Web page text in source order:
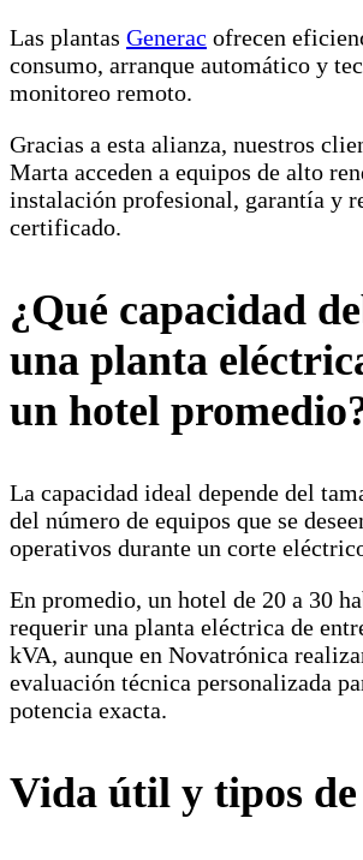
Las plantas Generac ofrecen
consumo, arranque automático y
monitoreo remoto.
Gracias a esta alianza, nuestros
Marta acceden a equipos de alto
instalación profesional, garantía y
certificado.
¿Qué capacidad
una planta
un hotel
La capacidad ideal depende del
del número de equipos que se
operativos durante un corte
En promedio, un hotel de 20 a 30
requerir una planta eléctrica de
kVA, aunque en Novatrónica
evaluación técnica personalizada
potencia exacta.
Vida útil y tipos de